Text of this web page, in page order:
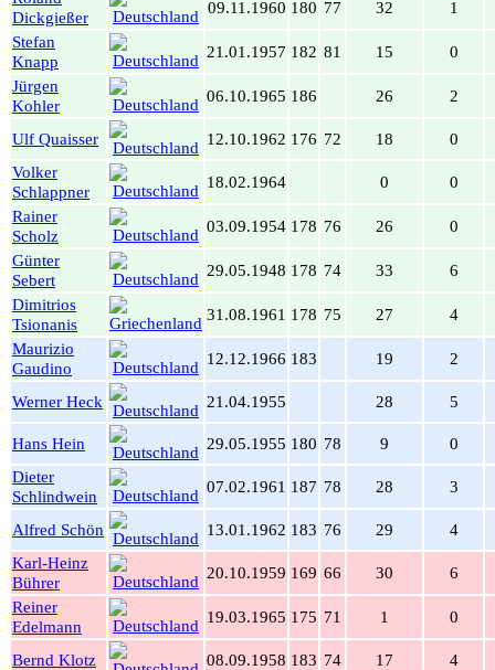
Dickgießer
09.11.1960 180 77 32
1
Stefan
Knapp
21.01.1957 182 81 15
0
Jürgen
Kohler
06.10.1965 186 26 2
Ulf Quaisser 12.10.1962 176 72 18
0
Volker
Schlappner
18.02.1964 0
0
Rainer
Scholz
03.09.1954 178 76 26
0
Günter
Sebert
29.05.1948 178 74 33
6
Dimitrios
Tsionanis
31.08.1961 178 75 27
4
Maurizio
Gaudino
12.12.1966 183 19 2
Werner Heck 21.04.1955 28 5
Hans Hein 29.05.1955 180 78 9
0
Dieter
Schlindwein
07.02.1961 187 78 28 3
Alfred Schön 13.01.1962 183 76 29
4
Karl-Heinz
Bührer
20.10.1959 169 66 30
6
Reiner
Edelmann
19.03.1965 175 71 1 0
Bernd Klotz 08.09.1958 183 74 17
4